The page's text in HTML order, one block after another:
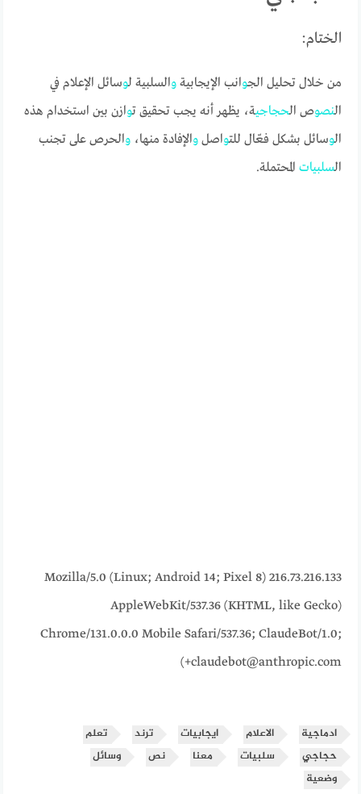
الختام:
من خلال تحليل الجوانب الإيجابيةوالسلبية لوسائل الإعلام في
النصوص الحجاجية، يظهر أنه يجب تحقيق توازن بين استخدام هذه
الوسائل بشكل فعّال للتواصلوالإفادة منها،والحرص على تجنب
السلبيات المحتملة.
216.73.216.133 Mozilla/5.0 (Linux; Android 14; Pixel 8)
AppleWebKit/537.36 (KHTML, like Gecko)
Chrome/131.0.0.0 Mobile Safari/537.36; ClaudeBot/1.0;
+claudebot@anthropic.com)
ادماجية الاعلام ايجابيات ترند
تعلم
حجاجي
سلبيات معنا نص
وسائل
وضعية